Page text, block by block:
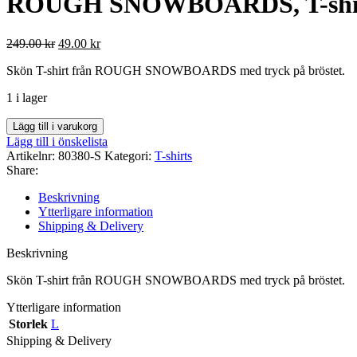
249.00kr Det
priset
49.00 krDet
priset
Skön T-shirt från ROUGH SNOWBOARDS med tryck på bröstet.
1 i lager
ROUGH
SNOWBOARDS,
T-
shirt,
mängd
Lägg till i varukorg
Lägg till i önskelista
Artikelnr: 80380-S Kategori: T-shirts
Share:
Beskrivning
Ytterligare information
Shipping & Delivery
Beskrivning
Skön T-shirt från ROUGH SNOWBOARDS med tryck på bröstet.
Ytterligare information
Storlek L
Shipping & Delivery